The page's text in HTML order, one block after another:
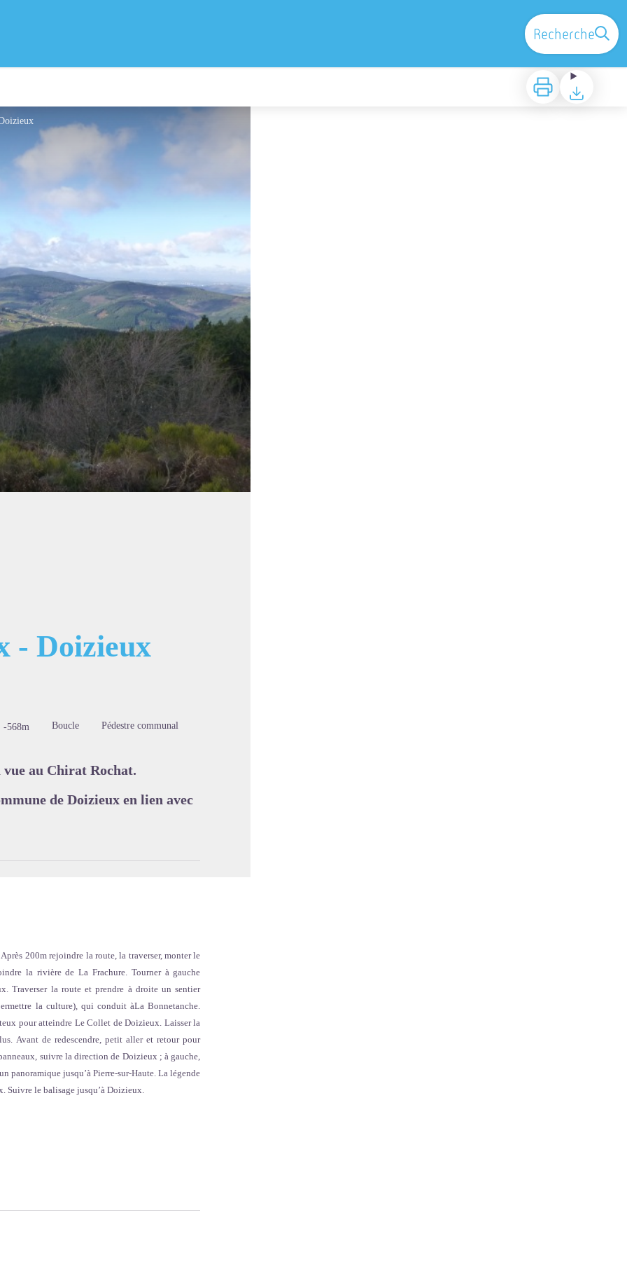
Recherche
Imprimer Télécharger
- Doizieux
-568m Boucle Pédestre communal
au Chirat Rochat.
de Doizieux en lien avec
200m rejoindre la route, la traverser, monter le
la rivière de La Frachure. Tourner à gauche
Traverser la route et prendre à droite un sentier
la culture), qui conduit àLa Bonnetanche.
pour atteindre Le Collet de Doizieux. Laisser la
Avant de redescendre, petit aller et retour pour
suivre la direction de Doizieux ; à gauche,
panoramique jusqu’à Pierre-sur-Haute. La légende
Suivre le balisage jusqu’à Doizieux.